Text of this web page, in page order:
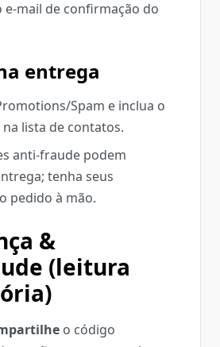
de confirmação do
entrega
Spam e inclua o
lista de contatos.
anti‑fraude podem
tenha seus
pedido à mão.
&
(leitura
o código